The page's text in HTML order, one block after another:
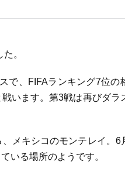
。
で、FIFAランキング7位の
います。第3戦は再びダラ
メキシコのモンテレイ。6
いる場所のようです。